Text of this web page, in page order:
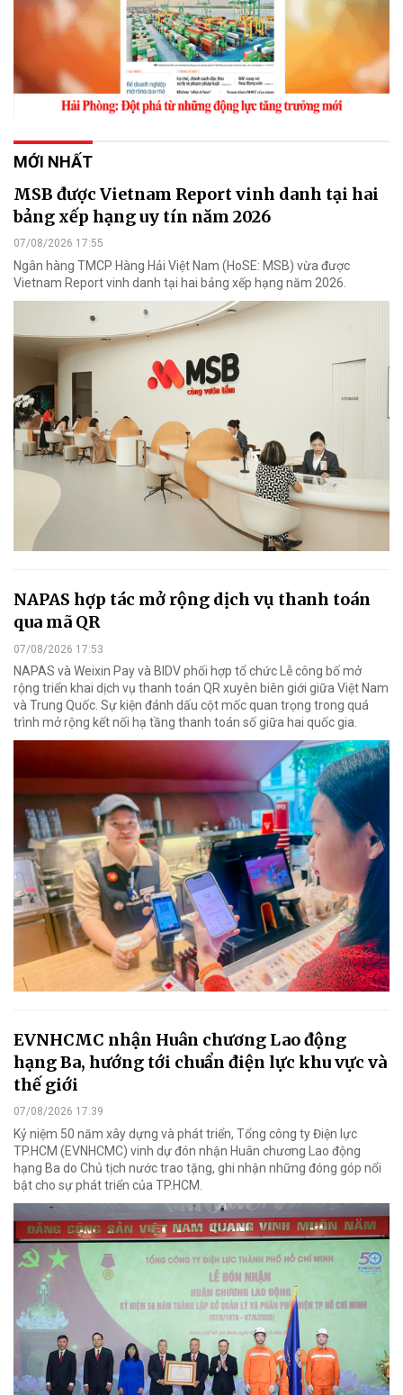
MỚI NHẤT
MSB được Vietnam Report vinh danh tại hai
bảng xếp hạng uy tín năm 2026
07/08/2026 17:55
Ngân hàng TMCP Hàng Hải Việt Nam (HoSE: MSB) vừa được
Vietnam Report vinh danh tại hai bảng xếp hạng năm 2026.
NAPAS hợp tác mở rộng dịch vụ thanh toán
qua mã QR
07/08/2026 17:53
NAPAS và Weixin Pay và BIDV phối hợp tổ chức Lễ công bố mở
rộng triển khai dịch vụ thanh toán QR xuyên biên giới giữa Việt Nam
và Trung Quốc. Sự kiện đánh dấu cột mốc quan trọng trong quá
trình mở rộng kết nối hạ tầng thanh toán số giữa hai quốc gia.
EVNHCMC nhận Huân chương Lao động
hạng Ba, hướng tới chuẩn điện lực khu vực và
thế giới
07/08/2026 17:39
Kỷ niệm 50 năm xây dựng và phát triển, Tổng công ty Điện lực
TP.HCM (EVNHCMC) vinh dự đón nhận Huân chương Lao động
hạng Ba do Chủ tịch nước trao tặng, ghi nhận những đóng góp nổi
bật cho sự phát triển của TP.HCM.